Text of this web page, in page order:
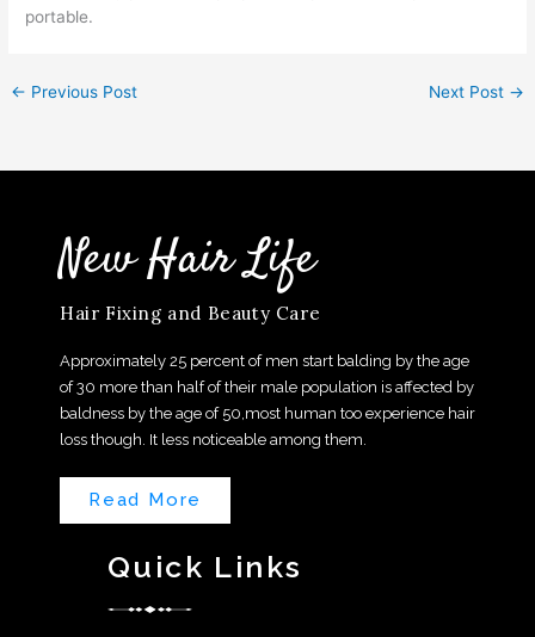
portable.
← Previous Post Next Post →
New Hair Life
Hair Fixing and Beauty Care
Approximately 25 percent of men start balding by the age
of 30 more than half of their male population is affected by
baldness by the age of 50,most human too experience hair
loss though. It less noticeable among them.
Read More
Quick Links